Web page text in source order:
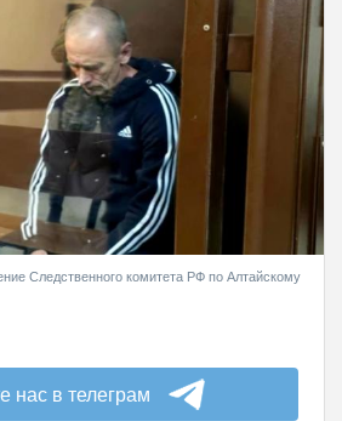
Следственного комитета РФ по Алтайскому
нас в телеграм